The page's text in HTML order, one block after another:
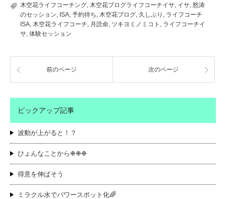
木空花ライフコーチング, 木空花ブログライフコーチイサ, イサ, 怒涛
のセッション, ISA, 予約待ち, 木空花ブログ, 久しぶり , ライフコーチ
ISA, 木空花ライフコーチ, 月読命, ツキヨミノミコト , ライフコーチイ
サ, 体験セッション
前のページ 次のページ
ピックアップ記事
波動が上がると！？
ひょんなことから❉❉❉
得意を伸ばそう
ミラクル水でパワースポット化🌈